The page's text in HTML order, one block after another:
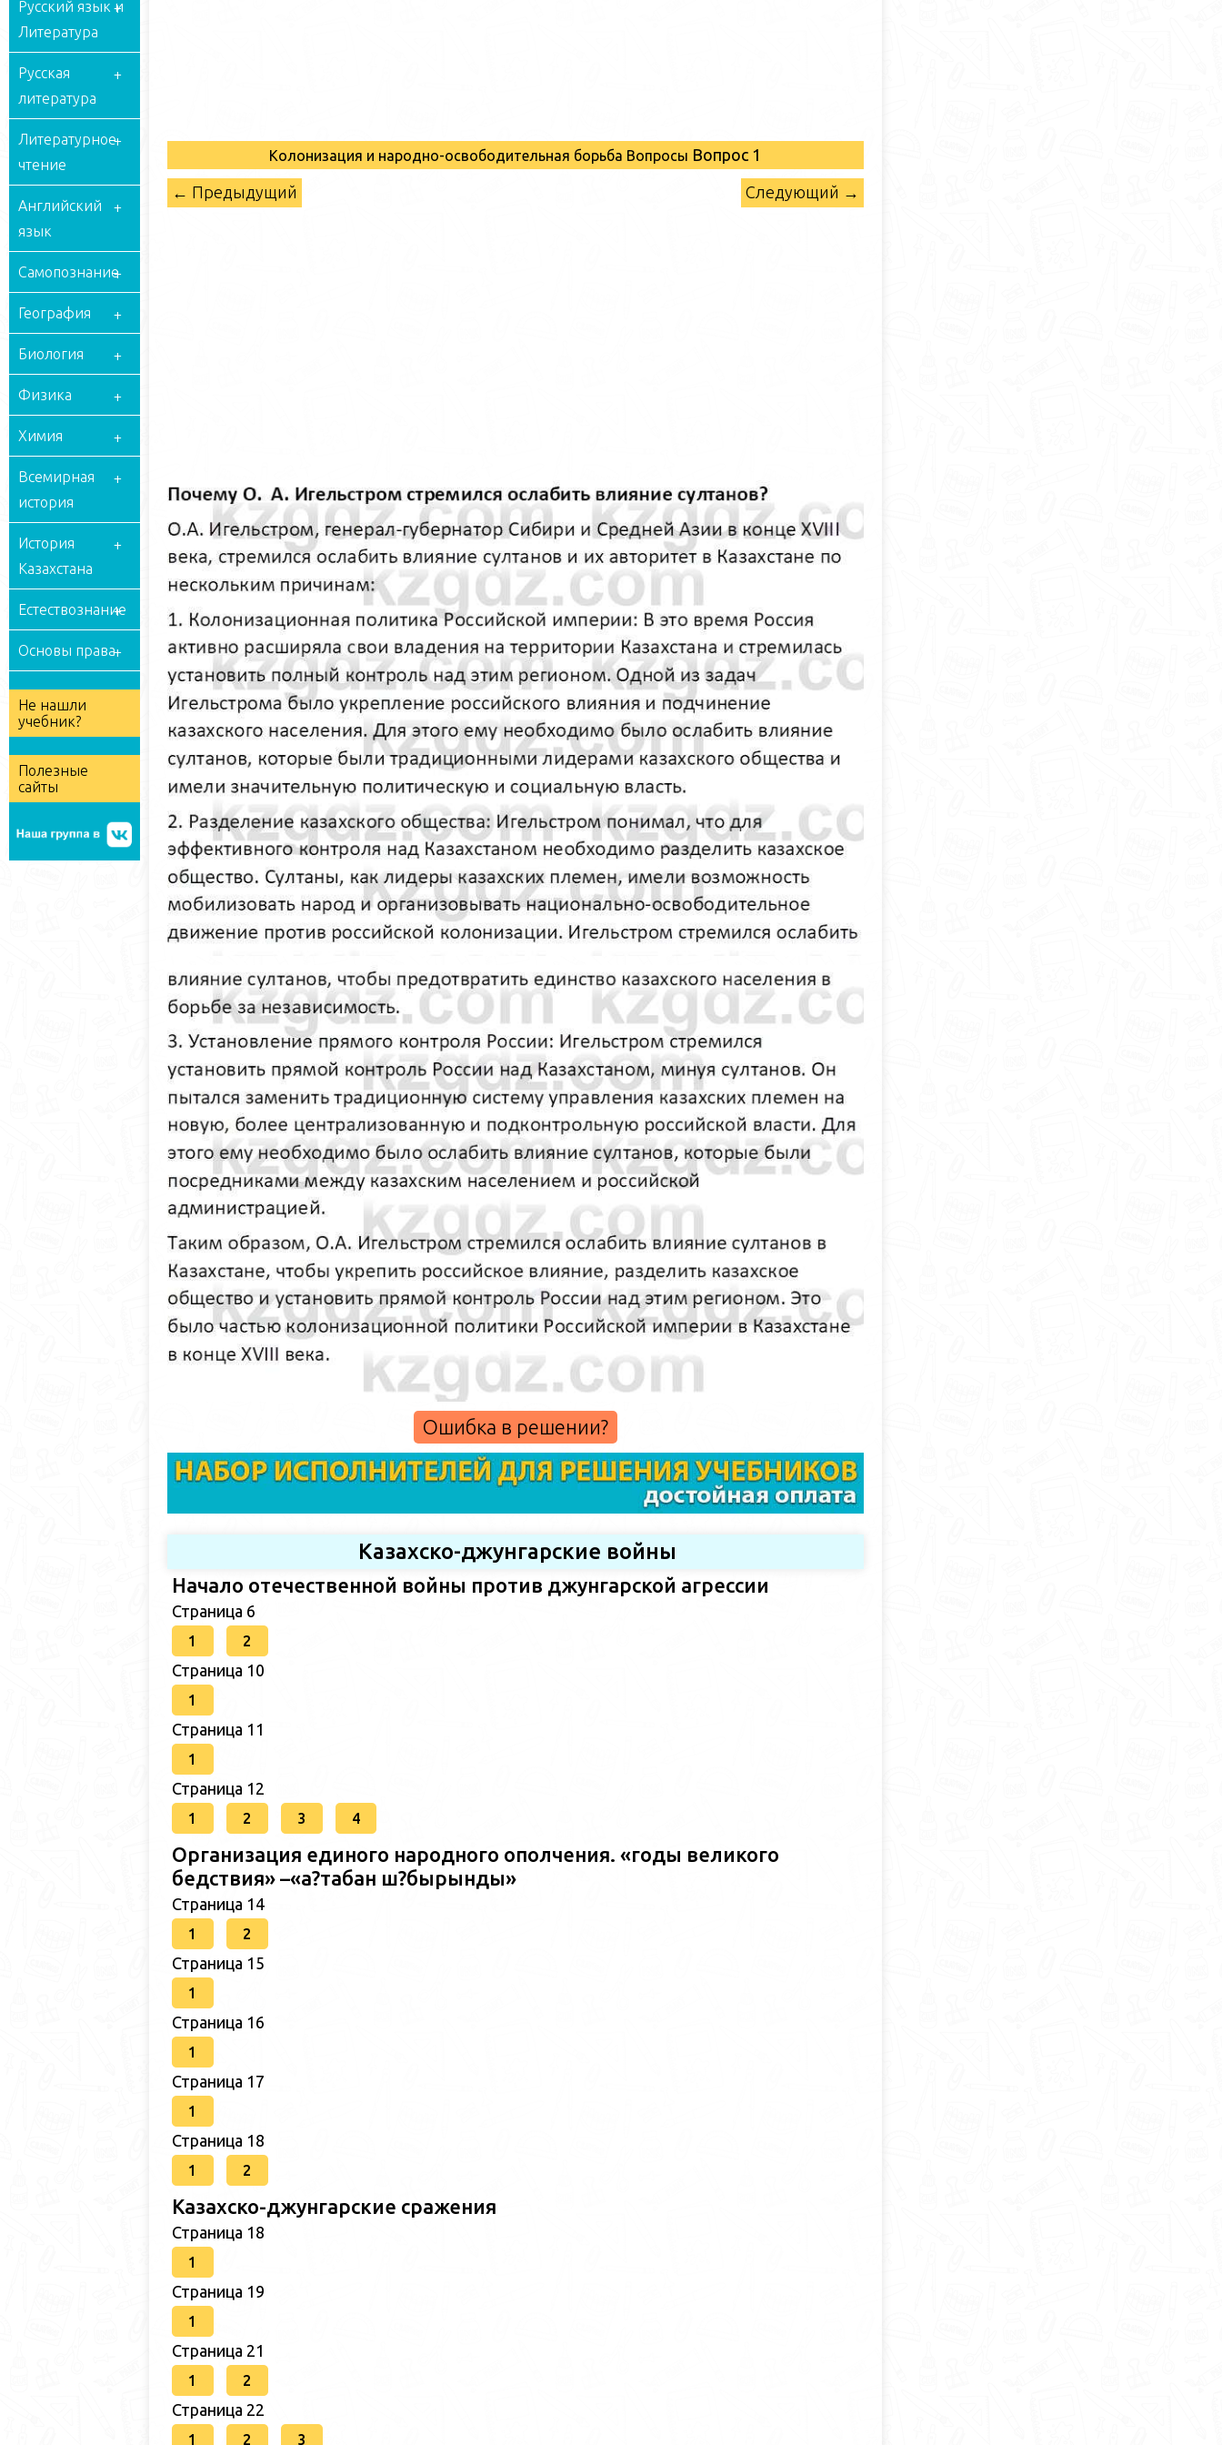
Русский язык и
Литература
Русская
литература
Литературное
чтение
Английский
язык
Самопознание
География
Биология
Физика
Химия
Всемирная
история
История
Казахстана
Естествознание
Основы права
Не нашли
учебник?
Полезные
сайты
Колонизация и народно-освободительная борьба Вопросы Вопрос 1
← Предыдущий Следующий →
Ошибка в решении?
Казахско-джунгарские войны
Начало отечественной войны против джунгарской агрессии
Страница 6
1 2
Страница 10
1
Страница 11
1
Страница 12
1 2 3 4
Организация единого народного ополчения. «годы великого
бедствия» –«а?табан ш?бырынды»
Страница 14
1 2
Страница 15
1
Страница 16
1
Страница 17
1
Страница 18
1 2
Казахско-джунгарские сражения
Страница 18
1
Страница 19
1
Страница 21
1 2
Страница 22
1 2 3